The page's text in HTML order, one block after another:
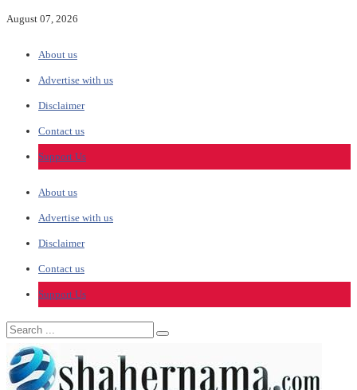
August 07, 2026
About us
Advertise with us
Disclaimer
Contact us
Support Us
About us
Advertise with us
Disclaimer
Contact us
Support Us